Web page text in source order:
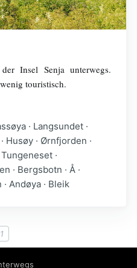
Insel Senja unterwegs.
touristisch.
· Langsundet ·
Husøy · Ørnfjorden ·
·
· Bergsbotn · Å ·
Andøya · Bleik
1